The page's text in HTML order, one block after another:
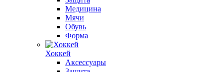
Медицина
Мячи
Обувь
Форма
Хоккей
Аксессуары